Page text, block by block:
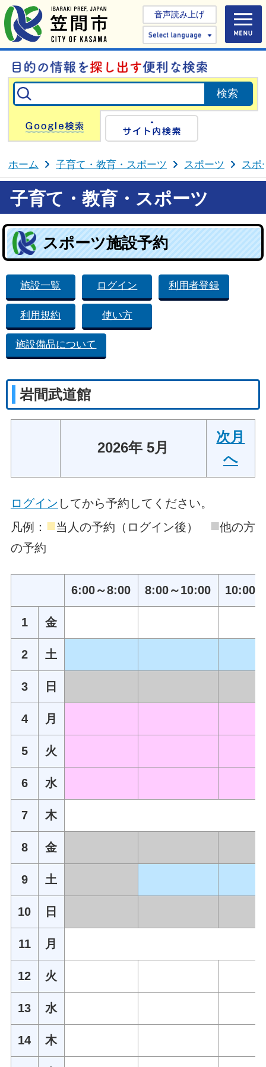
音声読み上げ
Select
Google検索
ホーム 子育て・教育・スポーツ スポーツ スポ
子育て・教育・スポーツ
スポーツ施設予約
施設一覧 ログイン 利用者登録
利用規約 使い方
施設備品について
岩間武道館
2026年 5月
次月
へ
ログイン してから予約してください。
凡例： ■当人の予約（ログイン後） ■他の方
の予約
6:00～8:00 8:00～10:00 10:00
1 金
2 土
3 日
4 月
5 火
6 水
7 木
8 金
9 土
10 日
11 月
12 火
13 水
14 木